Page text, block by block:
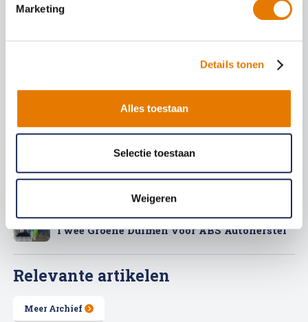
Marketing
Details tonen
Alles toestaan
Selectie toestaan
Weigeren
Relevante artikelen
Meer Archief
Autoschade in het buitenland: wat
Zwarte zaterdagen 2026: de drukste dagen
van de zomer en hoe je de file doorkomt
opleiding of ervaring
Twee Groene Duimen voor ABS Autoherstel